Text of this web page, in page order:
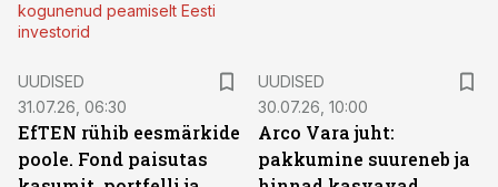
kogunenud peamiselt Eesti
investorid
UUDISED
31.07.26, 06:30
EfTEN rühib eesmärkide
poole. Fond paisutas
UUDISED
30.07.26, 10:00
Arco Vara juht:
pakkumine suureneb ja